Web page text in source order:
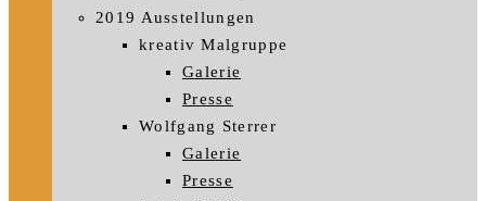
2019 Ausstellungen
kreativ Malgruppe
Galerie
Presse
Wolfgang Sterrer
Galerie
Presse